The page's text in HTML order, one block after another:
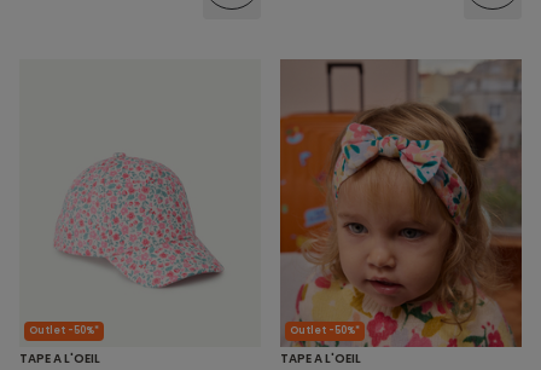
Outlet -50%*
TAPE A L'OEIL
Outlet -50%*
TAPE A L'OEIL